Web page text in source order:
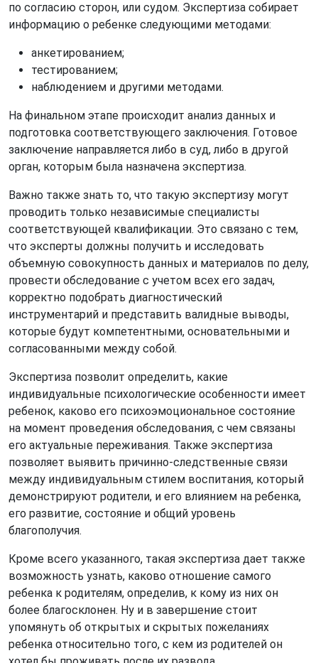
по согласию сторон, или судом. Экспертиза собирает
информацию о ребенке следующими методами:
анкетированием;
тестированием;
наблюдением и другими методами.
На финальном этапе происходит анализ данных и
подготовка соответствующего заключения. Готовое
заключение направляется либо в суд, либо в другой
орган, которым была назначена экспертиза.
Важно также знать то, что такую экспертизу могут
проводить только независимые специалисты
соответствующей квалификации. Это связано с тем,
что эксперты должны получить и исследовать
объемную совокупность данных и материалов по делу,
провести обследование с учетом всех его задач,
корректно подобрать диагностический
инструментарий и представить валидные выводы,
которые будут компетентными, основательными и
согласованными между собой.
Экспертиза позволит определить, какие
индивидуальные психологические особенности имеет
ребенок, каково его психоэмоциональное состояние
на момент проведения обследования, с чем связаны
его актуальные переживания. Также экспертиза
позволяет выявить причинно-следственные связи
между индивидуальным стилем воспитания, который
демонстрируют родители, и его влиянием на ребенка,
его развитие, состояние и общий уровень
благополучия.
Кроме всего указанного, такая экспертиза дает также
возможность узнать, каково отношение самого
ребенка к родителям, определив, к кому из них он
более благосклонен. Ну и в завершение стоит
упомянуть об открытых и скрытых пожеланиях
ребенка относительно того, с кем из родителей он